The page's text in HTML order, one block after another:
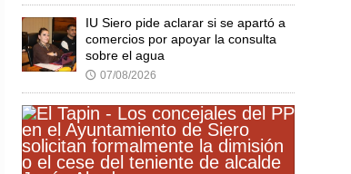
IU Siero pide aclarar si se apartó a
comercios por apoyar la consulta
sobre el agua
🕔 07/08/2026